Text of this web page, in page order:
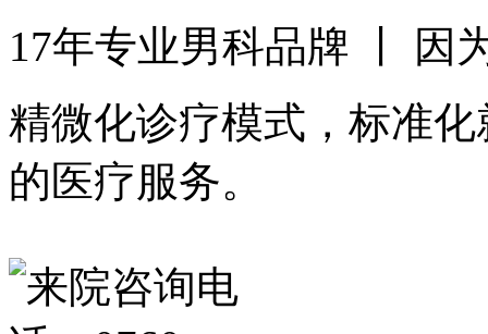
17年专业男科品牌 丨 因
精微化诊疗模式，标准
的医疗服务。